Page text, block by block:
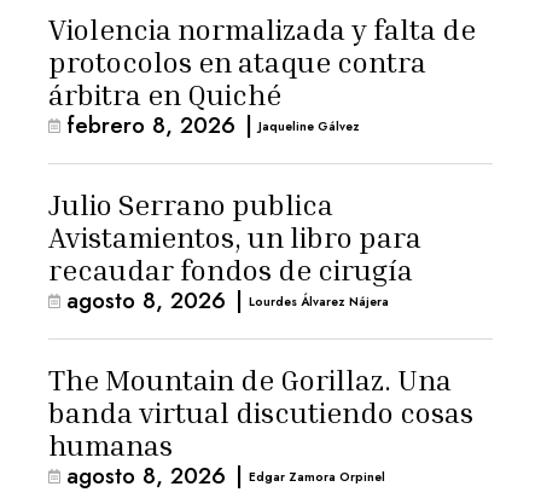
Violencia normalizada y falta de
protocolos en ataque contra
árbitra en Quiché
febrero 8, 2026 | Jaqueline Gálvez
Julio Serrano publica
Avistamientos, un libro para
recaudar fondos de cirugía
agosto 8, 2026 | Lourdes Álvarez Nájera
The Mountain de Gorillaz. Una
banda virtual discutiendo cosas
humanas
agosto 8, 2026 | Edgar Zamora Orpinel